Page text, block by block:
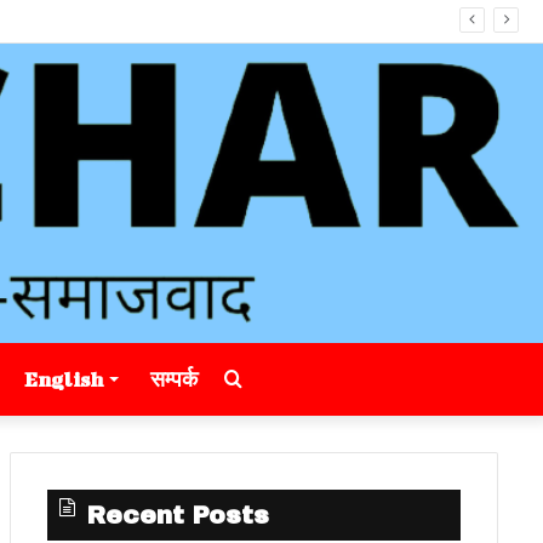
English सम्पर्क Search
for
Recent Posts